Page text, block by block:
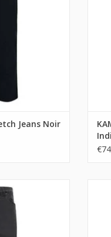
Jeans Noir